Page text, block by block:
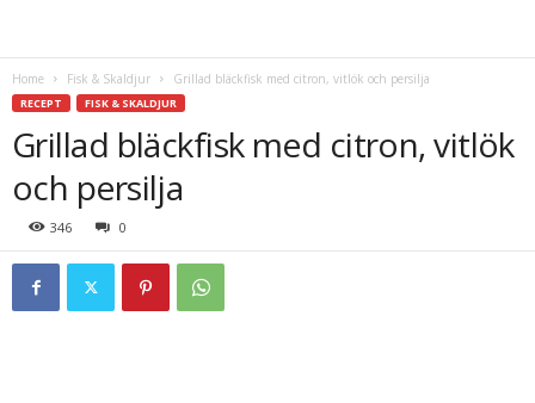
Home Fisk & Skaldjur Grillad bläckfisk med citron, vitlök och persilja
RECEPT FISK & SKALDJUR
Grillad bläckfisk med citron, vitlök
och persilja
346 0